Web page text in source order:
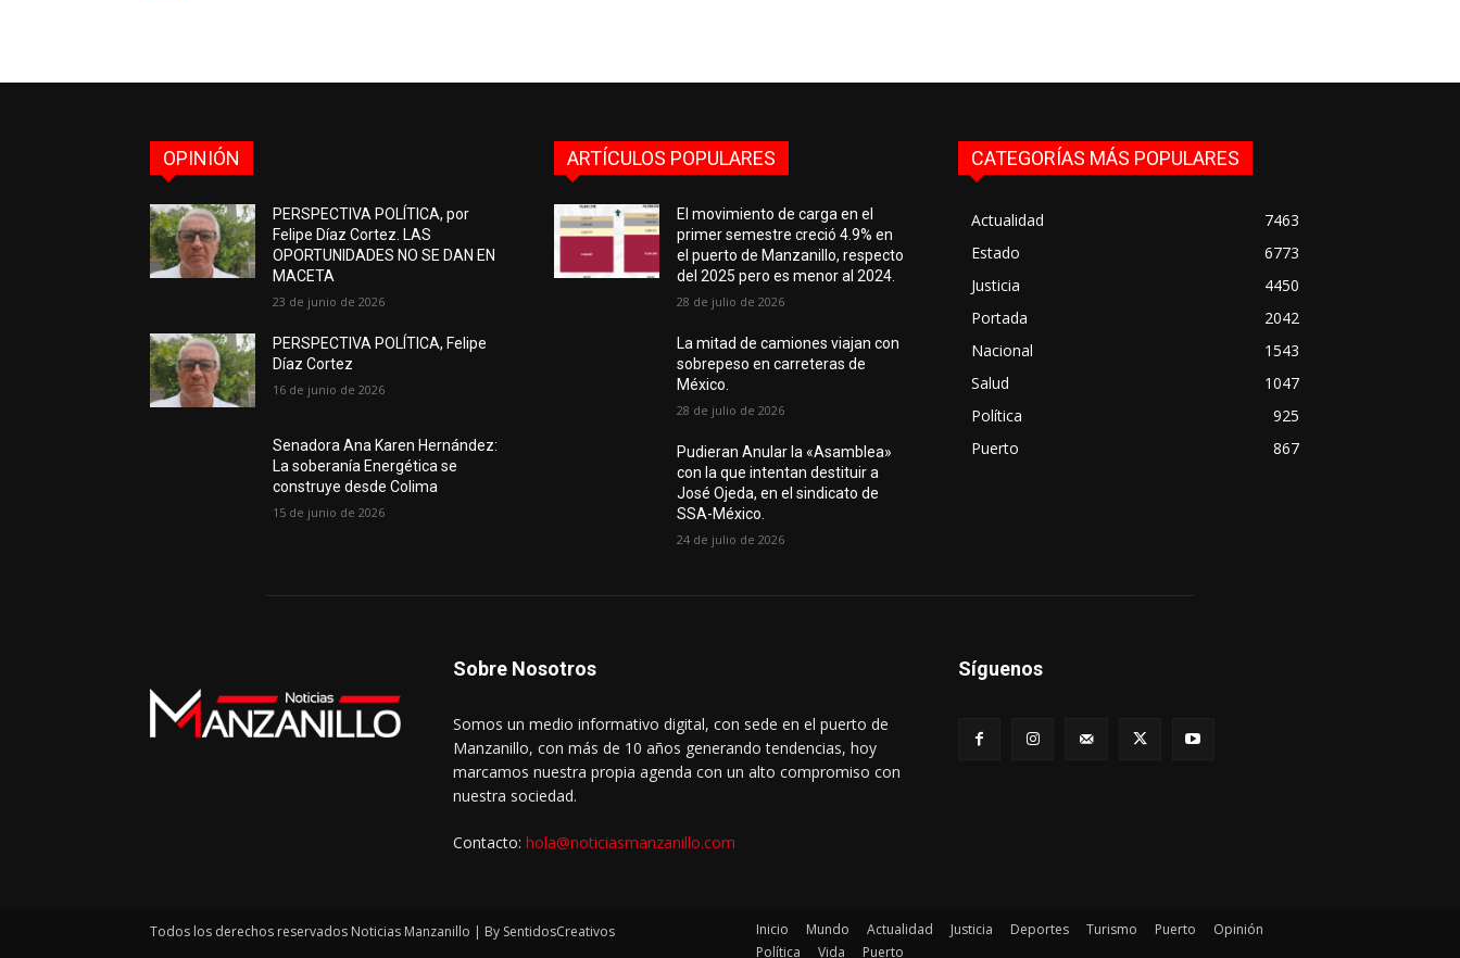
OPINIÓN
PERSPECTIVA POLÍTICA, por
Felipe Díaz Cortez. LAS
OPORTUNIDADES NO SE DAN EN
MACETA
23 de junio de 2026
PERSPECTIVA POLÍTICA, Felipe
Díaz Cortez
16 de junio de 2026
Senadora Ana Karen Hernández:
La soberanía Energética se
construye desde Colima
15 de junio de 2026
ARTÍCULOS POPULARES
El movimiento de carga en el
primer semestre creció 4.9% en
el puerto de Manzanillo, respecto
del 2025 pero es menor al 2024.
28 de julio de 2026
La mitad de camiones viajan con
sobrepeso en carreteras de
México.
28 de julio de 2026
Pudieran Anular la «Asamblea»
con la que intentan destituir a
José Ojeda, en el sindicato de
SSA-México.
24 de julio de 2026
CATEGORÍAS MÁS POPULARES
Actualidad
7463
Estado
6773
Justicia
4450
Portada
2042
Nacional
1543
Salud
1047
Política
925
Puerto
867
Sobre Nosotros
Somos un medio informativo digital, con sede en el puerto de
Manzanillo, con más de 10 años generando tendencias, hoy
marcamos nuestra propia agenda con un alto compromiso con
nuestra sociedad.
Contacto: hola@noticiasmanzanillo.com
Síguenos
Todos los derechos reservados Noticias Manzanillo | By SentidosCreativos Inicio Mundo Actualidad Justicia Deportes Turismo Puerto
Opinión
Política
Vida Puerto